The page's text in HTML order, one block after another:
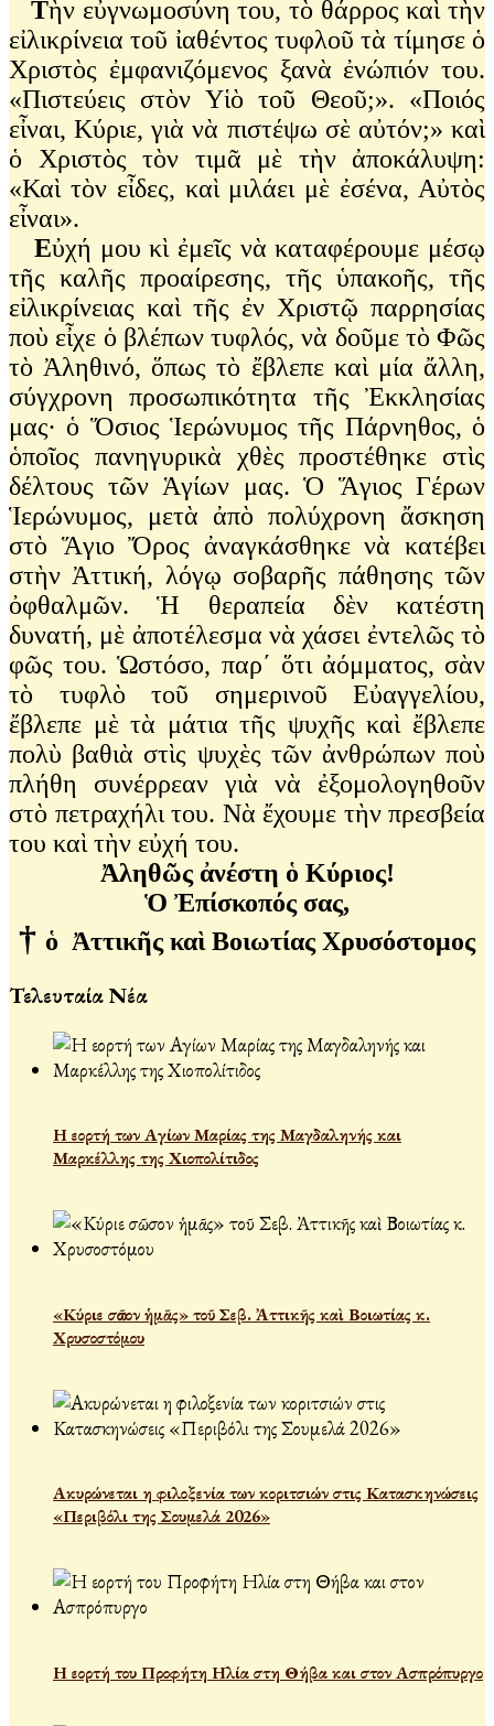
Τὴν εὐγνωμοσύνη του, τὸ θάρρος καὶ τὴν
εἰλικρίνεια τοῦ ἰαθέντος τυφλοῦ τὰ τίμησε ὁ
Χριστὸς ἐμφανιζόμενος ξανὰ ἐνώπιόν του.
«Πιστεύεις στὸν Υἱὸ τοῦ Θεοῦ;». «Ποιός
εἶναι, Κύριε, γιὰ νὰ πιστέψω σὲ αὐτόν;» καὶ
ὁ Χριστὸς τὸν τιμᾶ μὲ τὴν ἀποκάλυψη:
«Καὶ τὸν εἶδες, καὶ μιλάει μὲ ἐσένα, Αὐτὸς
εἶναι».
Εὐχή μου κὶ ἐμεῖς νὰ καταφέρουμε μέσῳ
τῆς καλῆς προαίρεσης, τῆς ὑπακοῆς, τῆς
εἰλικρίνειας καὶ τῆς ἐν Χριστῷ παρρησίας
ποὺ εἶχε ὁ βλέπων τυφλός, νὰ δοῦμε τὸ Φῶς
τὸ Ἀληθινό, ὅπως τὸ ἔβλεπε καὶ μία ἄλλη,
σύγχρονη προσωπικότητα τῆς Ἐκκλησίας
μας· ὁ Ὅσιος Ἱερώνυμος τῆς Πάρνηθος, ὁ
ὁποῖος πανηγυρικὰ χθὲς προστέθηκε στὶς
δέλτους τῶν Ἁγίων μας. Ὁ Ἅγιος Γέρων
Ἱερώνυμος, μετὰ ἀπὸ πολύχρονη ἄσκηση
στὸ Ἅγιο Ὄρος ἀναγκάσθηκε νὰ κατέβει
στὴν Ἀττική, λόγῳ σοβαρῆς πάθησης τῶν
ὀφθαλμῶν. Ἡ θεραπεία δὲν κατέστη
δυνατή, μὲ ἀποτέλεσμα νὰ χάσει ἐντελῶς τὸ
φῶς του. Ὡστόσο, παρ΄ ὅτι ἀόμματος, σὰν
τὸ τυφλὸ τοῦ σημερινοῦ Εὐαγγελίου,
ἔβλεπε μὲ τὰ μάτια τῆς ψυχῆς καὶ ἔβλεπε
πολὺ βαθιὰ στὶς ψυχὲς τῶν ἀνθρώπων ποὺ
πλήθη συνέρρεαν γιὰ νὰ ἐξομολογηθοῦν
στὸ πετραχήλι του. Νὰ ἔχουμε τὴν πρεσβεία
του καὶ τὴν εὐχή του.
Ἀληθῶς ἀνέστη ὁ Κύριος!
Ὁ Ἐπίσκοπός σας,
† ὁ Ἀττικῆς καὶ Βοιωτίας Χρυσόστομος
Τελευταία Νέα
Η εορτή των Αγίων Μαρίας της Μαγδαληνής και
Μαρκέλλης της Χιοπολίτιδος
«Κύριε σῶσον ἡμᾶς» τοῦ Σεβ. Ἀττικῆς καὶ Βοιωτίας κ.
Χρυσοστόμου
Ακυρώνεται η φιλοξενία των κοριτσιών στις Κατασκηνώσεις
«Περιβόλι της Σουμελά 2026»
Η εορτή του Προφήτη Ηλία στη Θήβα και στον Ασπρόπυργο